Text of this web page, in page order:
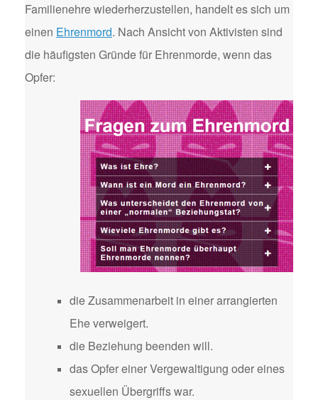
Familienehre wiederherzustellen, handelt es sich um
einen Ehrenmord. Nach Ansicht von Aktivisten sind
die häufigsten Gründe für Ehrenmorde, wenn das
Opfer:
die Zusammenarbeit in einer arrangierten
Ehe verweigert.
die Beziehung beenden will.
das Opfer einer Vergewaltigung oder eines
sexuellen Übergriffs war.